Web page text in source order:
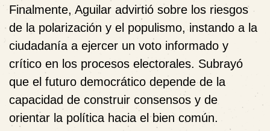
Finalmente, Aguilar advirtió sobre los riesgos
de la polarización y el populismo, instando a la
ciudadanía a ejercer un voto informado y
crítico en los procesos electorales. Subrayó
que el futuro democrático depende de la
capacidad de construir consensos y de
orientar la política hacia el bien común.